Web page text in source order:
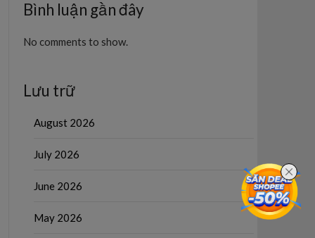
Bình luận gần đây
No comments to show.
Lưu trữ
August 2026
July 2026
June 2026
May 2026